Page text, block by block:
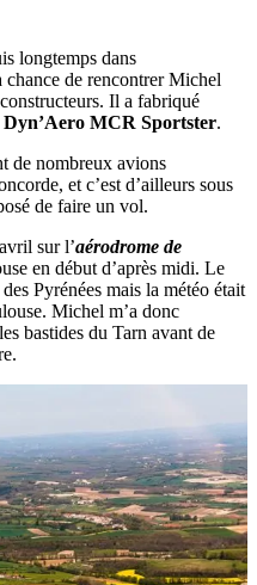
longtemps dans
chance de rencontrer Michel
Il a fabriqué
Dyn’Aero MCR Sportster.
de nombreux avions
et c’est d’ailleurs sous
de faire un vol.
sur l’aérodrome de
en début d’après midi. Le
Pyrénées mais la météo était
Michel m’a donc
bastides du Tarn avant de